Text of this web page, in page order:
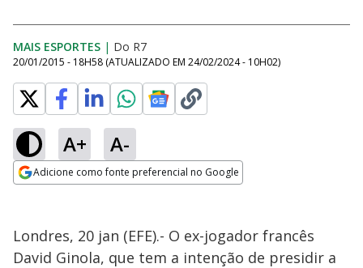
MAIS ESPORTES | Do R7
20/01/2015 - 18H58 (ATUALIZADO EM 24/02/2024 - 10H02)
A+ A-
Adicione como fonte preferencial no Google
Londres, 20 jan (EFE).- O ex-jogador francês
David Ginola, que tem a intenção de presidir a